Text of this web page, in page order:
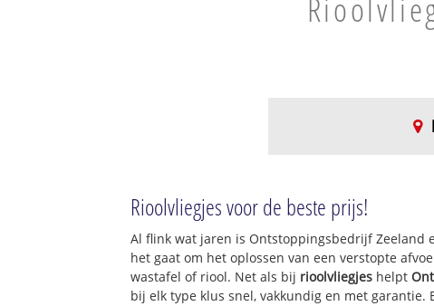
Rioolvliegjes voor de beste prijs!
Al flink wat jaren is Ontstoppingsbedrijf Zeeland
het gaat om het oplossen van een verstopte
wastafel of riool. Net als bij rioolvliegjes helpt
bij elk type klus snel, vakkundig en met garantie.